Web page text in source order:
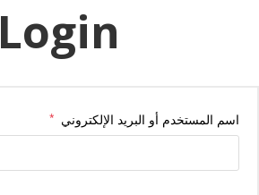
Login
اسم المستخدم أو البريد الإلكتروني *مطلوبة